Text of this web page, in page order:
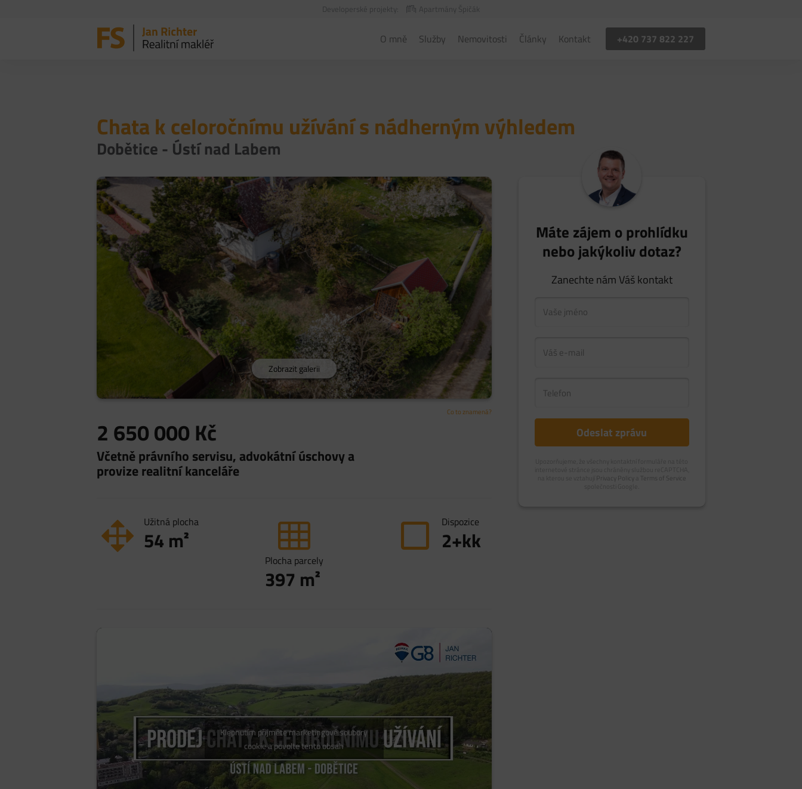
Developerské projekty: Apartmány Špičák
O mně Služby Nemovitosti Články Kontakt +420 737 822 227
Chata k celoročnímu užívání s nádherným výhledem
Dobětice - Ústí nad Labem
Zobrazit galerii
Co to znamená?
2 650 000 Kč
Včetně právního servisu, advokátní úschovy a
provize realitní kanceláře
Užitná plocha
54 m²
Plocha parcely
397 m²
Dispozice
2+kk
Klepnutím přijměte marketingové soubory
cookie a povolte tento obsah
Máte zájem o prohlídku
nebo jakýkoliv dotaz?
Zanechte nám Váš kontakt
Privacy Policy
Terms of Service